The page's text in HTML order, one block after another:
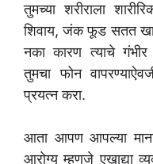
तुमच्या शरीराला
शिवाय, जंक फूड सतत
नका कारण त्याचे
तुमचा फोन
प्रयत्न करा.
आता आपण आपल्या
आरोग्य म्हणजे एखाद्या